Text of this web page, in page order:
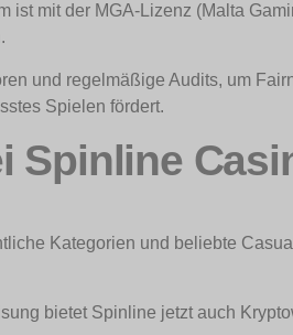
mit der MGA-Lizenz (Malta
und regelmäßige Audits, um
Spielen fördert.
Spinline
Kategorien und beliebte
bietet Spinline jetzt auch